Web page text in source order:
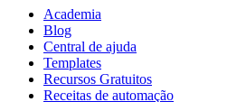
Academia
Blog
Central de ajuda
Templates
Recursos Gratuitos
Receitas de automação